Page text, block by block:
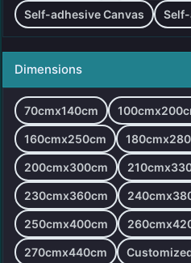
Self-adhesive Canvas
Dimensions
70cmx140cm
160cmx250cm
200cmx300cm
230cmx360cm
250cmx400cm
270cmx440cm